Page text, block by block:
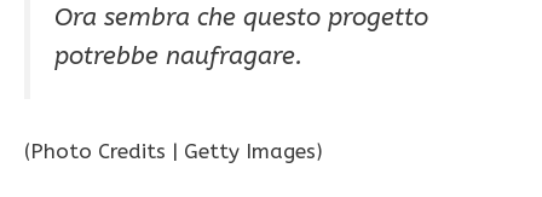
Ora sembra che questo progetto
potrebbe naufragare.
(Photo Credits | Getty Images)